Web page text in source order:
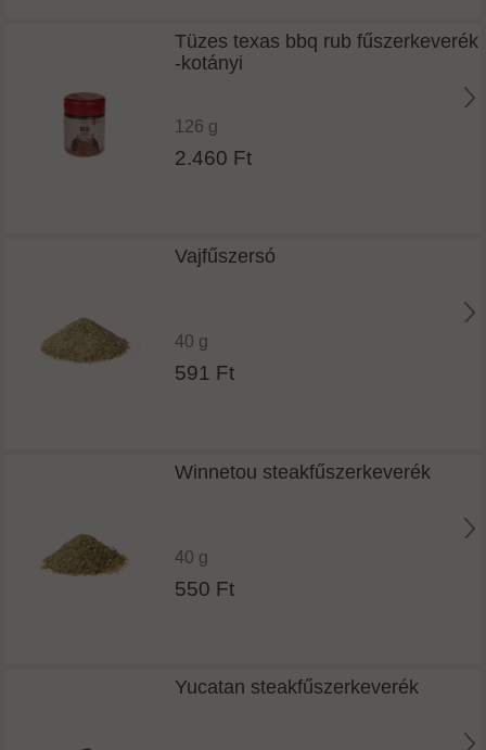
Tüzes texas bbq rub fűszerkeverék
-kotányi
126 g
2.460 Ft
Vajfűszersó
40 g
591 Ft
Winnetou steakfűszerkeverék
40 g
550 Ft
Yucatan steakfűszerkeverék